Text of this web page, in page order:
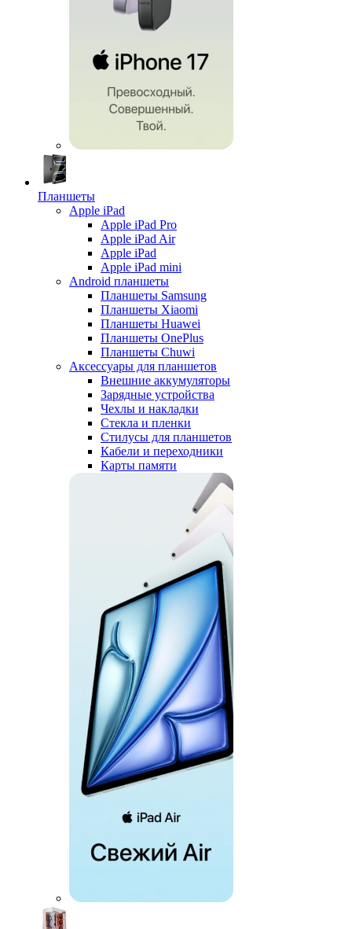
Планшеты
Apple iPad
Apple iPad Pro
Apple iPad Air
Apple iPad
Apple iPad mini
Android планшеты
Планшеты Samsung
Планшеты Xiaomi
Планшеты Huawei
Планшеты OnePlus
Планшеты Chuwi
Аксессуары для планшетов
Внешние аккумуляторы
Зарядные устройства
Чехлы и накладки
Стекла и пленки
Стилусы для планшетов
Кабели и переходники
Карты памяти